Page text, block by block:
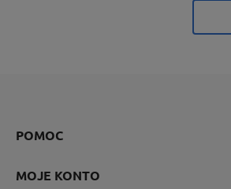
POMOC
MOJE KONTO